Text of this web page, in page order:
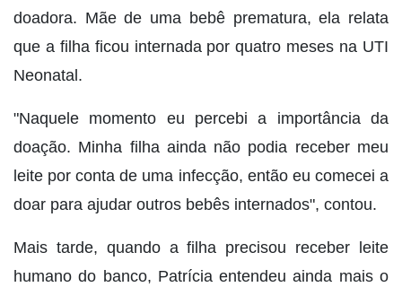
doadora. Mãe de uma bebê prematura, ela relata
que a filha ficou internada por quatro meses na UTI
Neonatal.
"Naquele momento eu percebi a importância da
doação. Minha filha ainda não podia receber meu
leite por conta de uma infecção, então eu comecei a
doar para ajudar outros bebês internados", contou.
Mais tarde, quando a filha precisou receber leite
humano do banco, Patrícia entendeu ainda mais o